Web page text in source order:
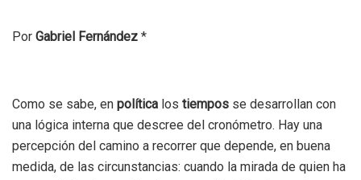
Por Gabriel Fernández *
Como se sabe, en política los tiempos se desarrollan con
una lógica interna que descree del cronómetro. Hay una
percepción del camino a recorrer que depende, en buena
medida, de las circunstancias: cuando la mirada de quien ha